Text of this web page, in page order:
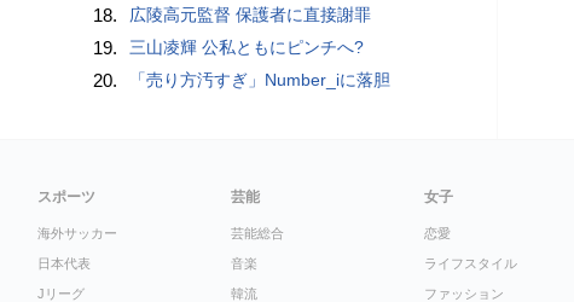
18. 広陵高元監督 保護者に直接謝罪
19. 三山凌輝 公私ともにピンチへ?
20. 「売り方汚すぎ」Number_iに落胆
スポーツ
海外サッカー
日本代表
Jリーグ
芸能
芸能総合
音楽
韓流
女子
恋愛
ライフスタイル
ファッション